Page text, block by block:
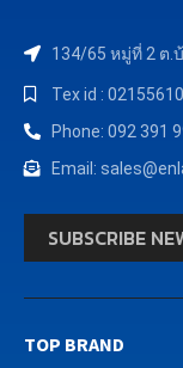
134/65 หมู่ที่ 2 ต.
Tex id :
Phone: 092 391
Email:
SUBSCRIBE
TOP BRAND